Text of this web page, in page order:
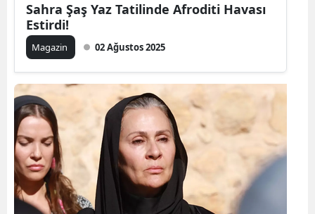
Sahra Şaş Yaz Tatilinde Afroditi Havası
Estirdi!
Magazin 02 Ağustos 2025